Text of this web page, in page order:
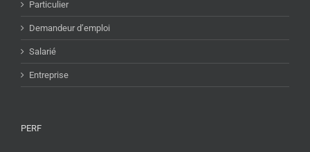
Particulier
Demandeur d’emploi
Salarié
Entreprise
PERF